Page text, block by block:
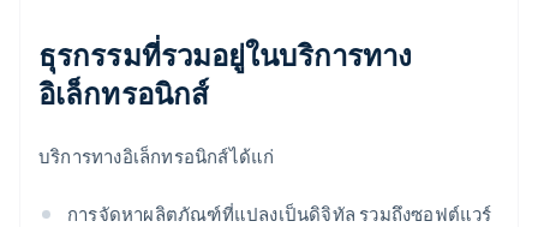
ธุรกรรมที่รวมอยู่ในบริการทาง
อิเล็กทรอนิกส์
บริการทางอิเล็กทรอนิกส์ได้แก่
การจัดหาผลิตภัณฑ์ที่แปลงเป็นดิจิทัล รวมถึงซอฟต์แวร์